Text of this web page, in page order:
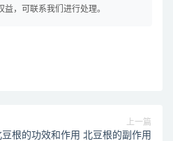
，可联系我们进行处理。
上一篇
豆根的功效和作用 北豆根的副作用